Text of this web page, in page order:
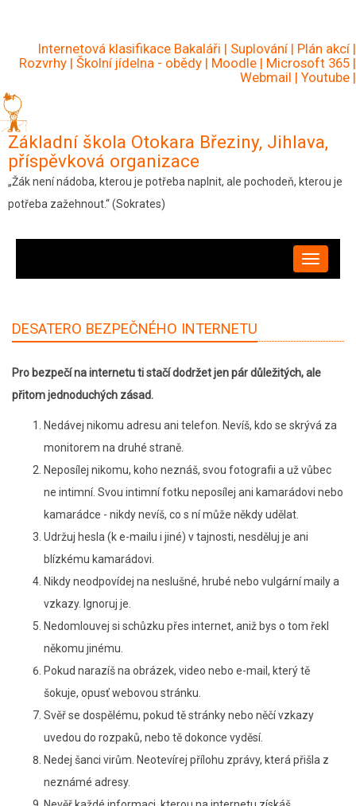
hlavnímuInternetová klasifikace Bakaláři | Suplování | Plán akcí |
Rozvrhy | Školní jídelna - obědy | Moodle | Microsoft 365 |
Webmail | Youtube |
Základní škola Otokara Březiny, Jihlava,
příspěvková organizace
„Žák není nádoba, kterou je potřeba naplnit, ale pochodeň, kterou je
potřeba zažehnout.“ (Sokrates)
DESATERO BEZPEČNÉHO INTERNETU
Pro bezpečí na internetu ti stačí dodržet jen pár důležitých, ale
přitom jednoduchých zásad.
Nedávej nikomu adresu ani telefon. Nevíš, kdo se skrývá za
monitorem na druhé straně.
Neposílej nikomu, koho neznáš, svou fotografii a už vůbec
ne intimní. Svou intimní fotku neposílej ani kamarádovi nebo
kamarádce - nikdy nevíš, co s ní může někdy udělat.
Udržuj hesla (k e-mailu i jiné) v tajnosti, nesděluj je ani
blízkému kamarádovi.
Nikdy neodpovídej na neslušné, hrubé nebo vulgární maily a
vzkazy. Ignoruj je.
Nedomlouvej si schůzku přes internet, aniž bys o tom řekl
někomu jinému.
Pokud narazíš na obrázek, video nebo e-mail, který tě
šokuje, opusť webovou stránku.
Svěř se dospělému, pokud tě stránky nebo něčí vzkazy
uvedou do rozpaků, nebo tě dokonce vyděsí.
Nedej šanci virům. Neotevírej přílohu zprávy, která přišla z
neznámé adresy.